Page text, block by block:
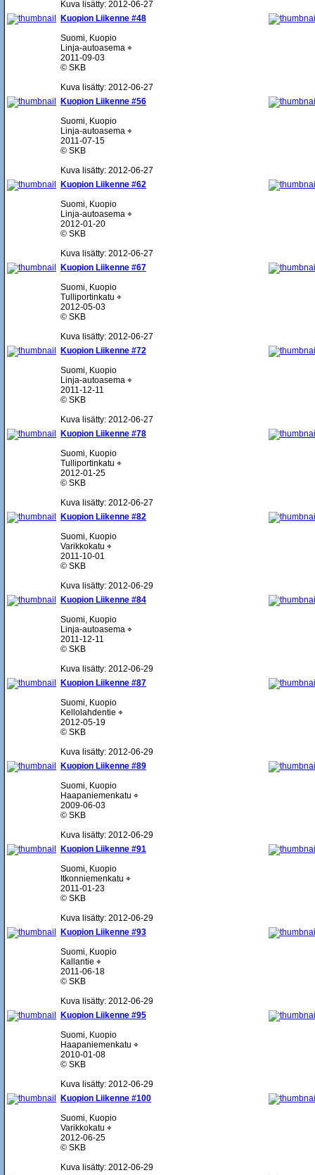
Kuva lisätty: 2012-06-27
Kuopion Liikenne #48
Suomi, Kuopio
Linja-autoasema ⌖
2011-09-03
© SKB
Kuva lisätty: 2012-06-27
Kuopion Liikenne #56
Suomi, Kuopio
Linja-autoasema ⌖
2011-07-15
© SKB
Kuva lisätty: 2012-06-27
Kuopion Liikenne #62
Suomi, Kuopio
Linja-autoasema ⌖
2012-01-20
© SKB
Kuva lisätty: 2012-06-27
Kuopion Liikenne #67
Suomi, Kuopio
Tulliportinkatu ⌖
2012-05-03
© SKB
Kuva lisätty: 2012-06-27
Kuopion Liikenne #72
Suomi, Kuopio
Linja-autoasema ⌖
2011-12-11
© SKB
Kuva lisätty: 2012-06-27
Kuopion Liikenne #78
Suomi, Kuopio
Tulliportinkatu ⌖
2012-01-25
© SKB
Kuva lisätty: 2012-06-27
Kuopion Liikenne #82
Suomi, Kuopio
Varikkokatu ⌖
2011-10-01
© SKB
Kuva lisätty: 2012-06-29
Kuopion Liikenne #84
Suomi, Kuopio
Linja-autoasema ⌖
2011-12-11
© SKB
Kuva lisätty: 2012-06-29
Kuopion Liikenne #87
Suomi, Kuopio
Kellolahdentie ⌖
2012-05-19
© SKB
Kuva lisätty: 2012-06-29
Kuopion Liikenne #89
Suomi, Kuopio
Haapaniemenkatu ⌖
2009-06-03
© SKB
Kuva lisätty: 2012-06-29
Kuopion Liikenne #91
Suomi, Kuopio
Itkonniemenkatu ⌖
2011-01-23
© SKB
Kuva lisätty: 2012-06-29
Kuopion Liikenne #93
Suomi, Kuopio
Kallantie ⌖
2011-06-18
© SKB
Kuva lisätty: 2012-06-29
Kuopion Liikenne #95
Suomi, Kuopio
Haapaniemenkatu ⌖
2010-01-08
© SKB
Kuva lisätty: 2012-06-29
Kuopion Liikenne #100
Suomi, Kuopio
Varikkokatu ⌖
2012-06-25
© SKB
Kuva lisätty: 2012-06-29